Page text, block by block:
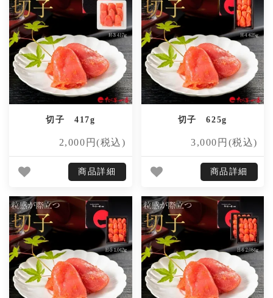
切子 417g
2,000円(税込)
商品詳細
切子 625g
3,000円(税込)
商品詳細